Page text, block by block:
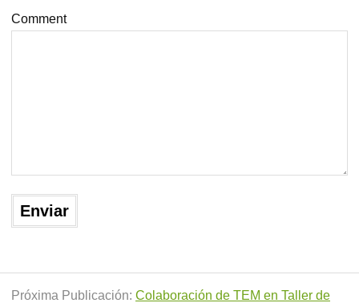
Comment
Próxima Publicación: Colaboración de TEM en Taller de